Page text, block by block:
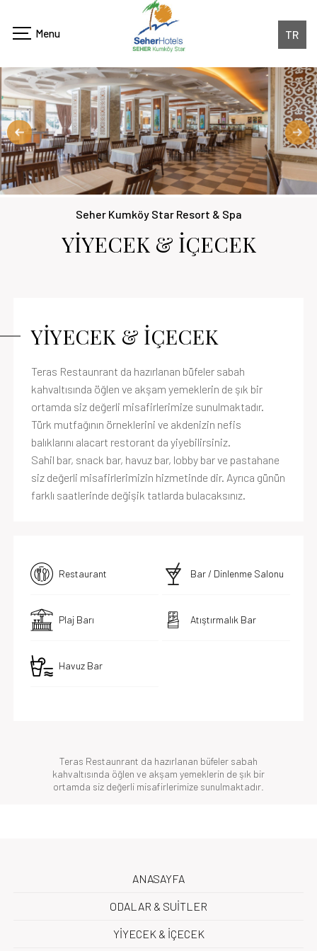
TR
Seher Kumköy Star Resort & Spa
YİYECEK & İÇECEK
YİYECEK & İÇECEK
Teras Restaunrant da hazırlanan büfeler sabah
kahvaltısında öğlen ve akşam yemeklerin de şık bir
ortamda siz değerli misafirlerimize sunulmaktadır.
Türk mutfağının örneklerini ve akdenizin nefis
balıklarını alacart restorant da yiyebilirsiniz.
Sahil bar, snack bar, havuz bar, lobby bar ve pastahane
siz değerli misafirlerimizin hizmetinde dir. Ayrıca günün
farklı saatlerinde değişik tatlarda bulacaksınız.
Restaurant Bar / Dinlenme Salonu
Plaj Barı Atıştırmalık Bar
Havuz Bar
Teras Restaunrant da hazırlanan büfeler sabah
kahvaltısında öğlen ve akşam yemeklerin de şık bir
ortamda siz değerli misafirlerimize sunulmaktadır.
ANASAYFA
ODALAR & SUİTLER
YİYECEK & İÇECEK